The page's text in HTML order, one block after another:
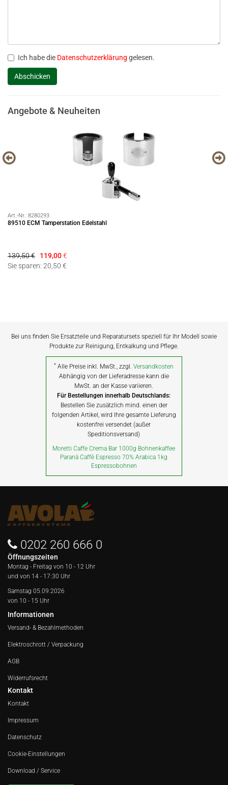
Ich habe die Datenschutzerklärung gelesen.
Angebote & Neuheiten
Art.-Nr.: 8280293
89510 ECM Tamperstation Edelstahl
139,50 € 119,00€
Sie sparen: 20,50 €
Bei uns finden Sie Ersatzteile und Reparatursets speziell für Ihr Modell sowie
Produkte zur Reinigung, Entkalkung und Pflege.
* Alle Preise inkl. MwSt., zzgl.Versandkosten
Abhängig von der Lieferadresse kann die
MwSt. an der Kasse variieren.
Für Bestellungen innerhalb Deutschlands:
Bestellen Sie zusätzlich mind. einen der
folgenden Artikel, wird Ihre gesamte Lieferung
kostenfrei versendet (außer
Speditionsversand)
Moretti Caffe Crema Bar 1000g Bohnenkaffee
Paranà Caffè Espresso 70% Arabica 1kg
Espressobohnen
0202 260 666 0
Öffnungszeiten
Montag - Freitag von 10 - 12 Uhr
und von 14 - 17:30 Uhr
Samstag 05.09.2026
von 10 - 15 Uhr
Informationen
Versand- & Bezahlmethoden
Elektroschrott / Verpackung
AGB
Widerrufsrecht
Kontakt
Kontakt
Impressum
Datenschutz
Cookie-Einstellungen
Download / Service